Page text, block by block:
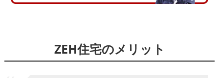
ZEH住宅のメリット